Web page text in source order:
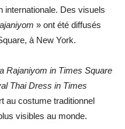
internationale. Des visuels
» ont été diffusés
à New York.
Rajaniyom in Times Square
Thai Dress in Times
au costume traditionnel
visibles au monde.